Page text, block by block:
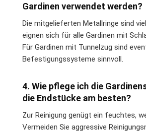
Gardinen verwendet werden?
Die mitgelieferten Metallringe sind
eignen sich für alle Gardinen mit
Für Gardinen mit Tunnelzug sind
Befestigungssysteme sinnvoll.
4. Wie pflege ich die
die Endstücke am besten?
Zur Reinigung genügt ein feuchtes,
Vermeiden Sie aggressive